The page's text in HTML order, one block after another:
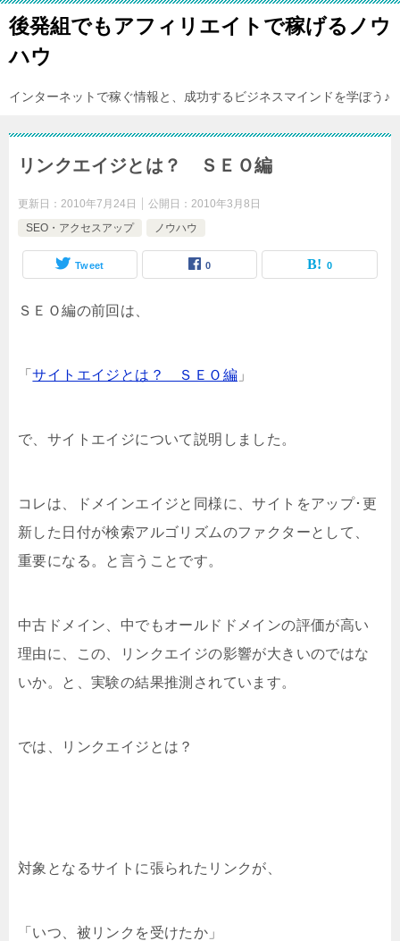
後発組でもアフィリエイトで稼げるノウ
ハウ
インターネットで稼ぐ情報と、成功するビジネスマインドを学ぼう♪
リンクエイジとは？ ＳＥＯ編
更新日： 2010年7月24日 公開日： 2010年3月8日
SEO・アクセスアップ
ノウハウ
Tweet 0 0
ＳＥＯ編の前回は、
「サイトエイジとは？ ＳＥＯ編 」
で、サイトエイジについて説明しました。
コレは、ドメインエイジと同様に、サイトをアップ･更
新した日付が検索アルゴリズムのファクターとして、
重要になる。と言うことです。
中古ドメイン、中でもオールドドメインの評価が高い
理由に、この、リンクエイジの影響が大きいのではな
いか。と、実験の結果推測されています。
では、リンクエイジとは？
対象となるサイトに張られたリンクが、
「いつ、被リンクを受けたか」